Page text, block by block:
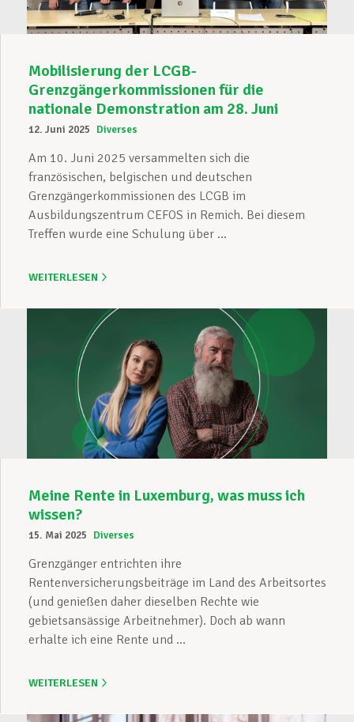
Mobilisierung der LCGB-
Grenzgängerkommissionen für die
nationale Demonstration am 28. Juni
12. Juni 2025 Diverses
Am 10. Juni 2025 versammelten sich die
französischen, belgischen und deutschen
Grenzgängerkommissionen des LCGB im
Ausbildungszentrum CEFOS in Remich. Bei diesem
Treffen wurde eine Schulung über ...
WEITERLESEN
Meine Rente in Luxemburg, was muss ich
wissen?
15. Mai 2025 Diverses
Grenzgänger entrichten ihre
Rentenversicherungsbeiträge im Land des Arbeitsortes
(und genießen daher dieselben Rechte wie
gebietsansässige Arbeitnehmer). Doch ab wann
erhalte ich eine Rente und ...
WEITERLESEN